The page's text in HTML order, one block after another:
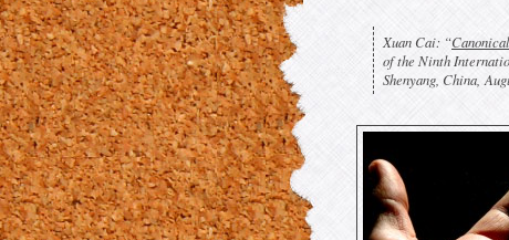
Xuan Cai: “
of the Ninth
Shenyang, China,